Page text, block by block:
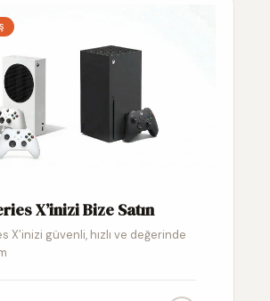
X’inizi Bize Satın
X’inizi güvenli, hızlı ve değerinde